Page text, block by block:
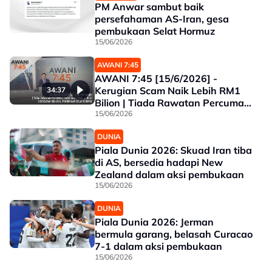
PM Anwar sambut baik
persefahaman AS-Iran, gesa
pembukaan Selat Hormuz
15/06/2026
34:37
AWANI 7:45
AWANI 7:45 [15/6/2026] -
Kerugian Scam Naik Lebih RM1
Bilion | Tiada Rawatan Percuma |
Tiada Caj Bermula Julai |
Gencatan Senjata, Pembukaan
Selat Hormuz
15/06/2026
DUNIA
Piala Dunia 2026: Skuad Iran tiba
di AS, bersedia hadapi New
Zealand dalam aksi pembukaan
15/06/2026
DUNIA
Piala Dunia 2026: Jerman
bermula garang, belasah Curacao
7-1 dalam aksi pembukaan
15/06/2026